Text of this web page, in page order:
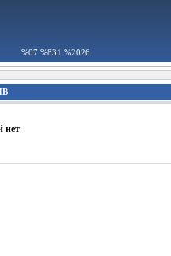
%07 %831 %2026
нет